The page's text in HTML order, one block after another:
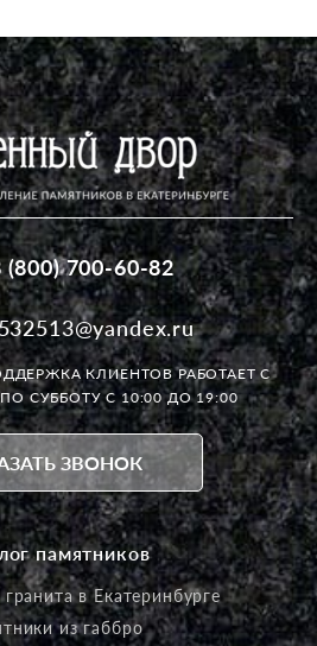
(800) 700-60-82
КЛИЕНТОВ РАБОТАЕТС
СУББОТУ С 10:00 ДО 19:00
ЗВОНОК
памятников
в Екатеринбурге
из габбро